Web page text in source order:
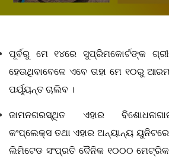
ପୂର୍ବରୁ ମେ ୧୪ରେ ସୁପ୍ରିମକୋର୍ଟଙ୍କ
ହେଉଥିବାବେଳେ ଏବେ ତାହା ମେ ୧୦ରୁ
ପର୍ୟ଼୍ୟନ୍ତ ଚାଲିବ ।
ଜାମନଗରସ୍ଥିତ ଏହାର
କଂପ୍ଲେକ୍ସ ତଥା ଏହାର ଅନ୍ୟାନ୍ୟ
ଲିମିଟେଡ ସଂପ୍ରତି ଦୈନିକ ୧୦୦୦